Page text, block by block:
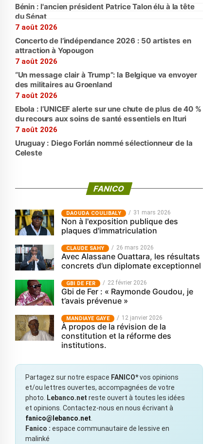
Bénin : l'ancien président Patrice Talon élu à la tête
du Sénat
7 août 2026
Concerto de l’indépendance 2026 : 50 artistes en
attraction à Yopougon
7 août 2026
“Un message clair à Trump”: la Belgique va envoyer
des militaires au Groenland
7 août 2026
Ebola : l’UNICEF alerte sur une chute de plus de 40 %
du recours aux soins de santé essentiels en Ituri
7 août 2026
Uruguay : Diego Forlán nommé sélectionneur de la
Celeste
FANICO
‎DAOUDA COULIBALY 31 mars 2026
Non à l'exposition publique des
plaques d'immatriculation
CLAUDE SAHY 26 mars 2026
Avec Alassane Ouattara, les résultats
concrets d’un diplomate exceptionnel
GBI DE FER 22 février 2026
Gbi de Fer : « Raymonde Goudou, je
t’avais prévenue »
MANDIAYE GAYE 12 janvier 2026
À propos de la révision de la
constitution et la réforme des
institutions.
Partagez sur notre espace FANICO*vos opinions
et/ou lettres ouvertes, accompagnées de votre
photo.
Lebanco.net reste ouvert à toutes les idées
et opinions. Contactez-nous en nous écrivant à
fanico@lebanco.net
Fanico : espace communautaire de lessive en
malinké